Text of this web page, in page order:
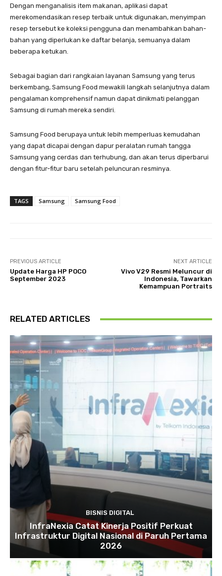
Dengan menganalisis item makanan, aplikasi dapat
merekomendasikan resep terbaik untuk digunakan, menyimpan
resep tersebut ke koleksi pengguna dan menambahkan bahan-
bahan yang diperlukan ke daftar belanja, semuanya dalam
beberapa ketukan.
Sebagai bagian dari rangkaian layanan Samsung yang terus
berkembang, Samsung Food mewakili langkah selanjutnya dalam
pengalaman komprehensif namun dapat dinikmati pelanggan
Samsung di rumah mereka sendiri.
Samsung Food berupaya untuk lebih memperluas kemudahan
yang dapat dicapai dengan dapur peralatan rumah tangga
Samsung yang cerdas dan terhubung, dan akan terus diperbarui
dengan fitur-fitur baru setelah peluncuran resminya.
TAGS Samsung Samsung Food
PREVIOUS ARTICLE
Update Harga HP POCO
September 2023
NEXT ARTICLE
Vivo V29 Resmi Meluncur di
Indonesia, Tawarkan
Kemampuan Portraits
RELATED ARTICLES
BISNIS DIGITAL
InfraNexia Catat Kinerja Positif Perkuat
Infrastruktur Digital Nasional di Paruh Pertama
2026